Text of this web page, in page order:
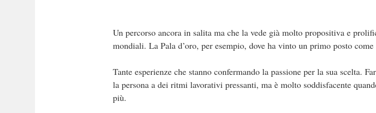
Un percorso ancora in salita ma che la vede già molto propositiva e
mondiali. La Pala d’oro, per esempio, dove ha vinto un primo posto
Tante esperienze che stanno confermando la passione per la sua scelta.
la persona a dei ritmi lavorativi pressanti, ma è molto soddisfacente
più.